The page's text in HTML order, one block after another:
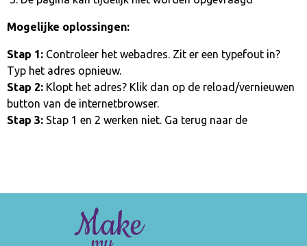
Mogelijke oplossingen:
Stap 1: Controleer het webadres. Zit er een typefout in?
Typ het adres opnieuw.
Stap 2: Klopt het adres? Klik dan op de reload/vernieuwen
button van de internetbrowser.
Stap 3: Stap 1 en 2 werken niet. Ga terug naar de